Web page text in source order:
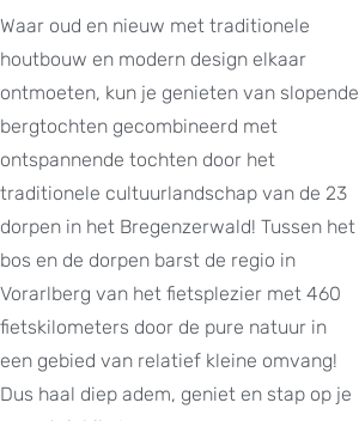
Waar oud en nieuw met traditionele
houtbouw en modern design elkaar
ontmoeten, kun je genieten van slopende
bergtochten gecombineerd met
ontspannende tochten door het
traditionele cultuurlandschap van de 23
dorpen in het Bregenzerwald! Tussen het
bos en de dorpen barst de regio in
Vorarlberg van het fietsplezier met 460
fietskilometers door de pure natuur in
een gebied van relatief kleine omvang!
Dus haal diep adem, geniet en stap op je